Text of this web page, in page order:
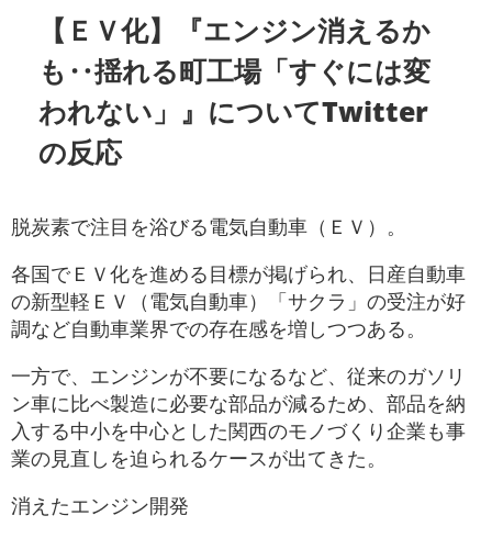
【ＥＶ化】『エンジン消えるか
も‥揺れる町工場「すぐには変
われない」』についてTwitter
の反応
脱炭素で注目を浴びる電気自動車（ＥＶ）。
各国でＥＶ化を進める目標が掲げられ、日産自動車
の新型軽ＥＶ（電気自動車）「サクラ」の受注が好
調など自動車業界での存在感を増しつつある。
一方で、エンジンが不要になるなど、従来のガソリ
ン車に比べ製造に必要な部品が減るため、部品を納
入する中小を中心とした関西のモノづくり企業も事
業の見直しを迫られるケースが出てきた。
消えたエンジン開発